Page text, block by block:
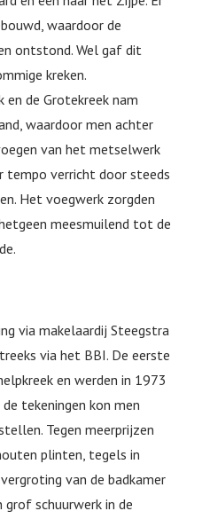
waardoor de
ontstond. Wel gaf dit
kreken.
en de Grotekreek nam
waardoor men achter
van het metselwerk
tempo verricht door steeds
Het voegwerk zorgden
meesmuilend tot de
via makelaardij Steegstra
via het BBI. De eerste
en werden in 1973
tekeningen kon men
Tegen meerprijzen
plinten, tegels in
van de badkamer
grof schuurwerk in de